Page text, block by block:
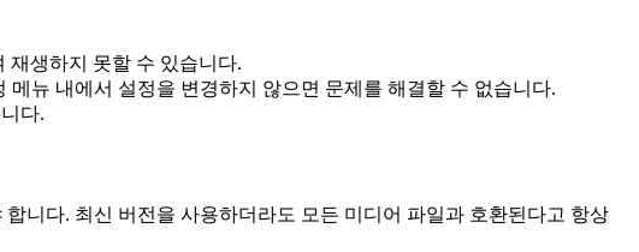
재생하지 못할 수 있습니다.
뉴 내에서 설정을 변경하지 않으면 문제를 해결할 수 없습니다.
다.
니다. 최신 버전을 사용하더라도 모든 미디어 파일과 호환된다고 항상